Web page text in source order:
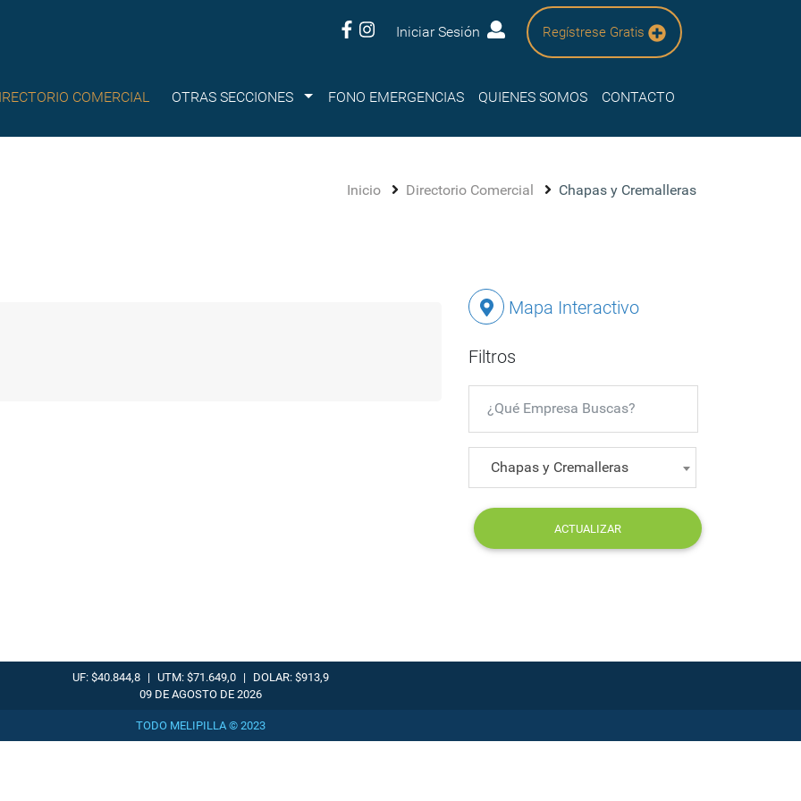
Iniciar Sesión Regístrese Gratis
COMERCIAL OTRAS SECCIONES Submenu
FONO EMERGENCIAS QUIENES SOMOS CONTACTO
Inicio Directorio Comercial Chapas y Cremalleras
Mapa Interactivo
Filtros
Chapas y Cremalleras
ACTUALIZAR
UF: $40.844,8 | UTM: $71.649,0 |
DOLAR: $913,9
09 DE AGOSTO DE 2026
TODO MELIPILLA © 2023